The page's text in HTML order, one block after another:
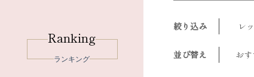
Ranking
ランキング
絞り込み レ
並び替え お